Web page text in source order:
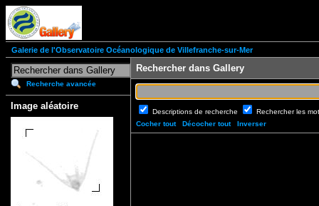
Galerie de l'Observatoire Océanologique de Villefranche-sur-Mer
Recherche avancée
Image aléatoire
Rechercher dans Gallery
Descriptions de recherche
Rechercher les
Cocher tout
Décocher tout Inverser